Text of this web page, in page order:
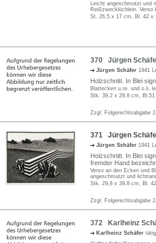
Leicht angeschmutzt und
Reißzwecklöchlein. Verso
St. 26,5 x 17 cm, Bl. 42 x
370 Jürgen
Jürgen Schäfer 1941
Holzschnitt. In Blei
Blattecken u.re. und o.li.
Stk. 39,2 x 29,8 cm,
Zzgl. Folgerechtsabgabe
371 Jürgen
Jürgen Schäfer 1941
Holzschnitt. In Blei
fremder Hand
Verso an den Ecken und
angeschmutzt und
Stk. 29,8 x 39,8 cm, Bl.
Zzgl. Folgerechtsabgabe
372 Karlheinz
Karlheinz Schäfer